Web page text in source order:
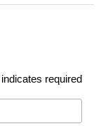
indicates required